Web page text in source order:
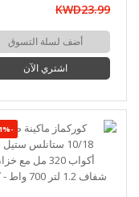
KWD23.99
أضف لسلة التسوق
اشتري الآن
-51%حسم